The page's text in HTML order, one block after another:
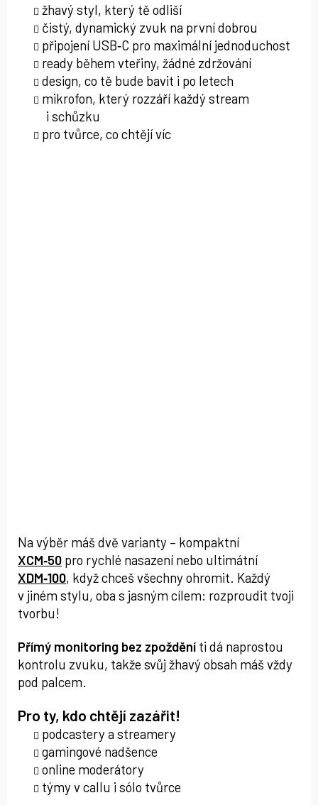
žhavý styl, který tě odliší
čistý, dynamický zvuk na první dobrou
připojení USB‑C pro maximální jednoduchost
ready během vteřiny, žádné zdržování
design, co tě bude bavit i po letech
mikrofon, který rozzáří každý stream
i schůzku
pro tvůrce, co chtějí víc
Na výběr máš dvě varianty – kompaktní
XCM‑50 pro rychlé nasazení nebo ultimátní
XDM‑100, když chceš všechny ohromit. Každý
v jiném stylu, oba s jasným cílem: rozproudit tvoji
tvorbu!
Přímý monitoring bez zpoždění ti dá naprostou
kontrolu zvuku, takže svůj žhavý obsah máš vždy
pod palcem.
Pro ty, kdo chtějí zazářit!
podcastery a streamery
gamingové nadšence
online moderátory
týmy v callu i sólo tvůrce